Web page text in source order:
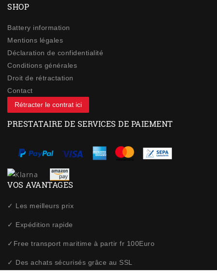
SHOP
Battery information
Mentions légales
Déclaration de confidentialité
Conditions générales
Droit de rétractation
Contact
Rétracter le contrat ici
PRESTATAIRE DE SERVICES DE PAIEMENT
VOS AVANTAGES
✓ Les meilleurs prix
✓ Expédition rapide
✓Free transport maritime à partir fr 100Euro
✓ Des achats sécurisés grâce au SSL